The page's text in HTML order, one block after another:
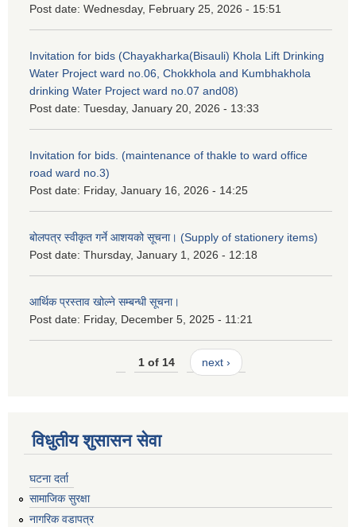
Post date: Wednesday, February 25, 2026 - 15:51
Invitation for bids (Chayakharka(Bisauli) Khola Lift Drinking
Water Project ward no.06, Chokkhola and Kumbhakhola
drinking Water Project ward no.07 and08)
Post date: Tuesday, January 20, 2026 - 13:33
Invitation for bids. (maintenance of thakle to ward office
road ward no.3)
Post date: Friday, January 16, 2026 - 14:25
बोलपत्र स्वीकृत गर्ने आशयको सूचना। (Supply of stationery items)
Post date: Thursday, January 1, 2026 - 12:18
आर्थिक प्रस्ताव खोल्ने सम्बन्धी सूचना।
Post date: Friday, December 5, 2025 - 11:21
1 of 14 next ›
विधुतीय शुसासन सेवा
घटना दर्ता
सामाजिक सुरक्षा
नागरिक वडापत्र